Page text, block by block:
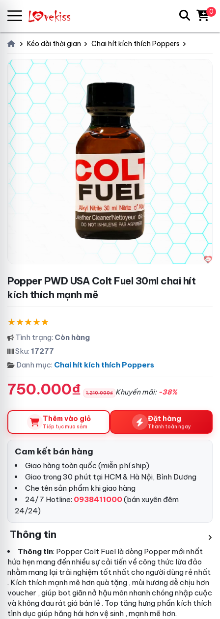
Kéo dài thời gian Chai hít kích thích Poppers
Popper PWD USA Colt Fuel 30ml chai hít
kích thích mạnh mẽ
Tình trạng: Còn hàng
Sku: 17277
Danh mục: Chai hít kích thích Poppers
750.000₫ 1.210.000₫ Khuyến mãi: -38%
Thêm vào giỏ
Tiếp tục mua sắm
Đặt hàng
Thanh toán ngay
Cam kết bán hàng
Giao hàng toàn quốc (miễn phí ship)
Giao trong 30 phút tại HCM & Hà Nội, Bình Dương
Che tên sản phẩm khi giao hàng
24/7 Hotline: 0938411000(bán xuyên đêm
24/24)
Thông tin
Thông tin: Popper Colt Fuel là dòng Popper mới nhất
hứa hẹn mang đến nhiều sự cải tiến về công thức lừa đảo
nhằm mang lại trải nghiệm tốt nhất cho người dùngrẻ nhất
. Kích thích mạnh mẽ hơnquà tặng , mùi hương dễ chịu hơn
voucher , giúp bot giãn nở hậu môn nhanh chóng nhập cuộc
và không đau rátgiá bán lẻ. Top tăng hưng phấn kích thích
tình dục giúp hăng hái hơnvệ sinh , mạnh mẽ hơn.
0